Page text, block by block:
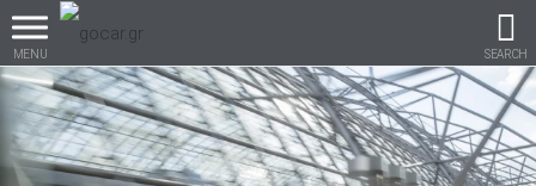
MENU SEARCH